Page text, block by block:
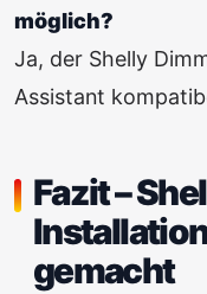
möglich?
Ja, der Shelly
Assistant
Fazit –
gemacht